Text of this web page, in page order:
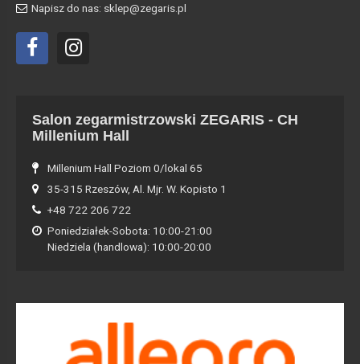
Napisz do nas: sklep@zegaris.pl
Salon zegarmistrzowski ZEGARIS - CH
Millenium Hall
Millenium Hall Poziom 0/lokal 65
35-315 Rzeszów, Al. Mjr. W. Kopisto 1
+48 722 206 722
Poniedziałek-Sobota: 10:00-21:00
Niedziela (handlowa): 10:00-20:00